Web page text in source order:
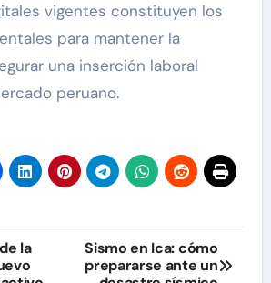
vigentes constituyen los
para mantener la
una inserción laboral
peruano.
la
Sismo en Ica: cómo
prepararse ante un